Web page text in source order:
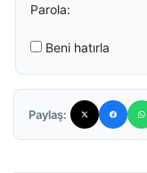
Parola:
Beni hatırla
Paylaş: